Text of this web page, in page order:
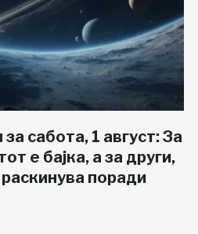
сабота, 1 август: За
е бајка, а за други,
поради